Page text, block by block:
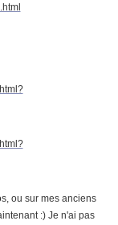
ou sur mes anciens
:) Je n'ai pas